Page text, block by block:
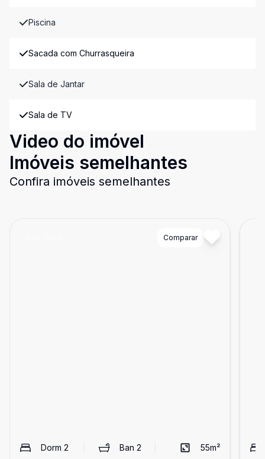
Piscina
Sacada com Churrasqueira
Sala de Jantar
Sala de TV
Video do imóvel
Imóveis semelhantes
Confira imóveis semelhantes
Comparar
Dorm 2 Ban2 55m²